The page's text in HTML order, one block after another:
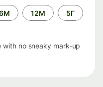
12М 5Г
with no sneaky mark-up